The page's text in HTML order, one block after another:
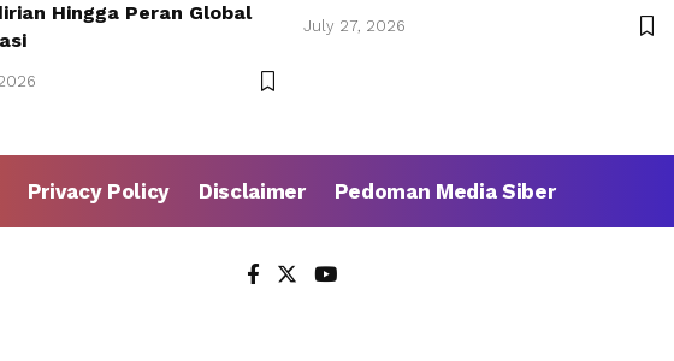
Hingga Peran Global
July 27, 2026
Privacy Policy Disclaimer Pedoman Media Siber